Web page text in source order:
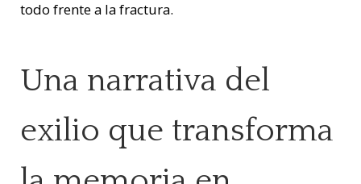
todo frente a la fractura.
Una narrativa del
exilio que transforma